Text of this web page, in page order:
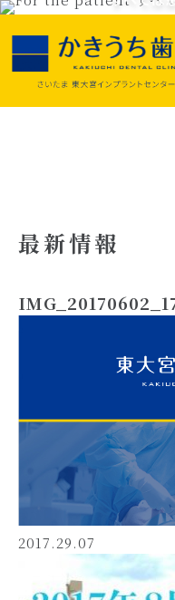
最新情報
2017.29.07